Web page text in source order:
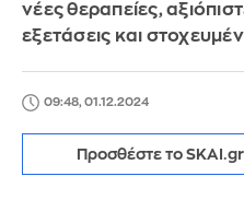
νέες θεραπείες,
εξετάσεις και
09:48, 01.12.2024
Προσθέστε το